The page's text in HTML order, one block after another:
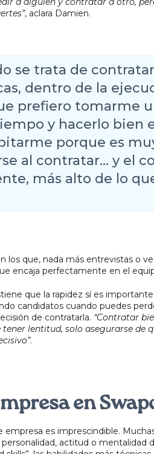
, aclara Damien.
se trata de
dentro de la
prefiero tomarme
y hacerlo bien
porque es
al contratar… y el
más alto de lo
los que, nada más entrevistas o
encaja perfectamente en el
que la rapidez sí es
candidatos cuando puedes
de contratarla. “Contratar
lentitud, solo asegurarse de
.
en
empresa es imprescindible.
personalidad, actitud o mentalidad